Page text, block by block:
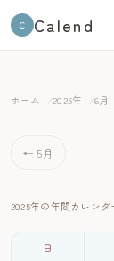
C Calend
ホーム 2025年 6月
← 5月
2025年の年間カレン
日